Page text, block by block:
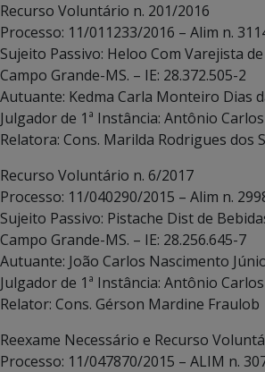
Recurso Voluntário n. 201/2016
Processo: 11/011233/2016 – Alim n.
Sujeito Passivo: Heloo Com Varejista
Campo Grande-MS. – IE: 28.372.505-2
Autuante: Kedma Carla Monteiro Dias
Julgador de 1ª Instância: Antônio
Relatora: Cons. Marilda Rodrigues dos
Recurso Voluntário n. 6/2017
Processo: 11/040290/2015 – Alim n.
Sujeito Passivo: Pistache Dist de
Campo Grande-MS. – IE: 28.256.645-7
Autuante: João Carlos Nascimento
Julgador de 1ª Instância: Antônio
Relator: Cons. Gérson Mardine Fraulob
Reexame Necessário e Recurso
Processo: 11/047870/2015 – ALIM n.